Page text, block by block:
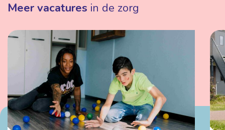
Meer vacatures in de zorg